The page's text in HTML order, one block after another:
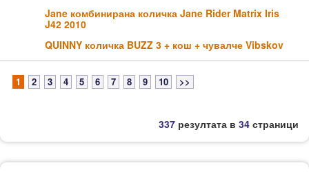
Jane комбинирана количка Jane Rider Matrix Iris
J42 2010
QUINNY количка BUZZ 3 + кош + чувалче Vibskov
1 2 3 4 5 6 7 8 9 10 >>
337 резултата в 34 страници